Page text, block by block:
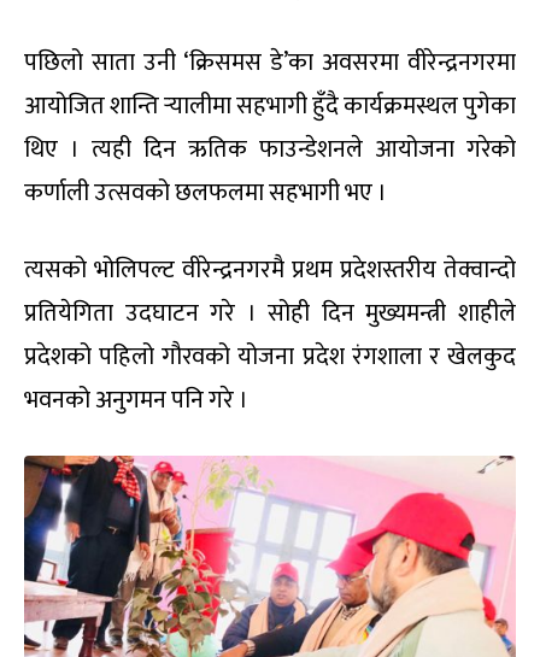
पछिलो साता उनी ‘क्रिसमस डे’का अवसरमा वीरेन्द्रनगरमा
आयोजित शान्ति र्‍यालीमा सहभागी हुँदै कार्यक्रमस्थल पुगेका
थिए । त्यही दिन ऋतिक फाउन्डेशनले आयोजना गरेको
कर्णाली उत्सवको छलफलमा सहभागी भए ।
त्यसको भोलिपल्ट वीरेन्द्रनगरमै प्रथम प्रदेशस्तरीय तेक्वान्दो
प्रतियेगिता उदघाटन गरे । सोही दिन मुख्यमन्त्री शाहीले
प्रदेशको पहिलो गौरवको योजना प्रदेश रंगशाला र खेलकुद
भवनको अनुगमन पनि गरे ।